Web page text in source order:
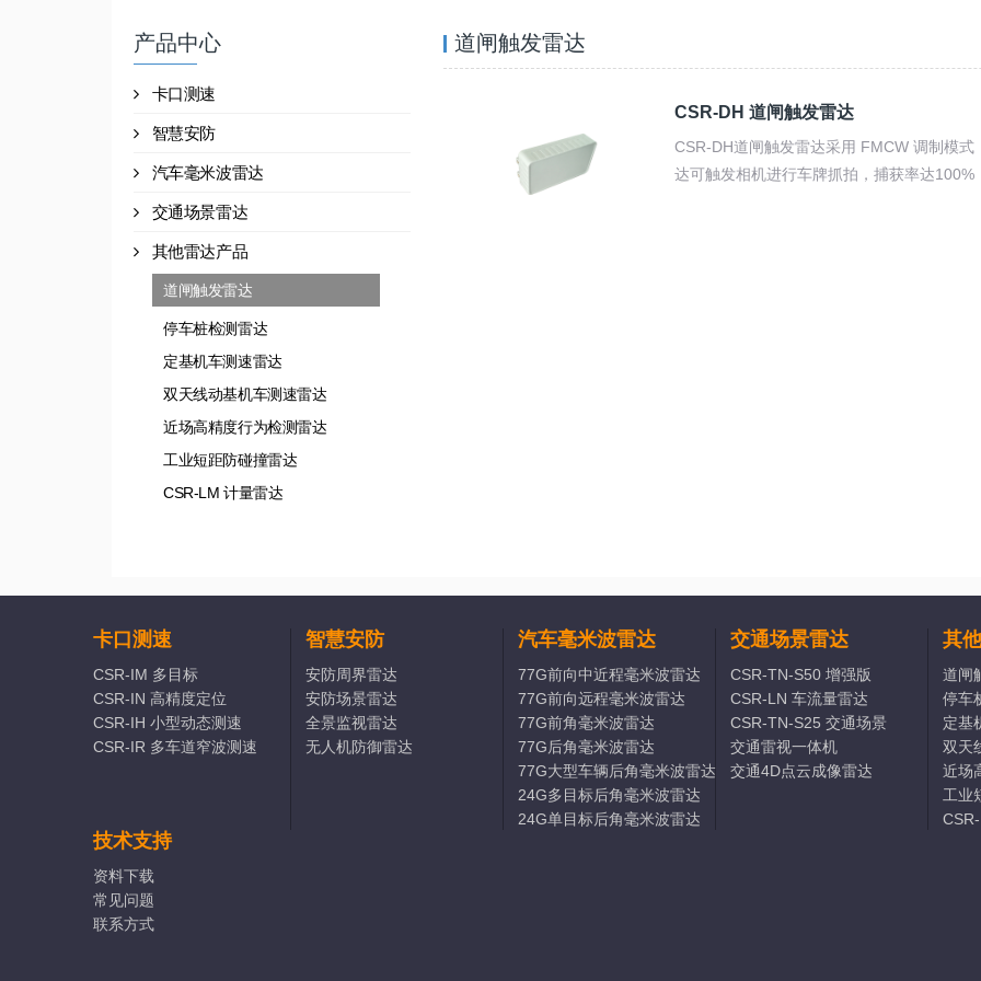
产品中心
卡口测速
智慧安防
汽车毫米波雷达
交通场景雷达
其他雷达产品
道闸触发雷达
停车桩检测雷达
定基机车测速雷达
双天线动基机车测速雷达
近场高精度行为检测雷达
工业短距防碰撞雷达
CSR-LM 计量雷达
道闸触发雷达
CSR-DH 道闸触发雷达
CSR-DH道闸触发雷达采用 FMCW 调制模
达可触发相机进行车牌抓拍，捕获率达
卡口测速
CSR-IM 多目标
CSR-IN 高精度定位
CSR-IH 小型动态测速
CSR-IR 多车道窄波测速
智慧安防
安防周界雷达
安防场景雷达
全景监视雷达
无人机防御雷达
汽车毫米波雷达
77G前向中近程毫米波雷达
77G前向远程毫米波雷达
77G前角毫米波雷达
77G后角毫米波雷达
77G大型车辆后角毫米波雷达
24G多目标后角毫米波雷达
24G单目标后角毫米波雷达
交通场景雷达
CSR-TN-S50 增强版
CSR-LN 车流量雷达
CSR-TN-S25 交通场景
交通雷视一体机
交通4D点云成像雷达
其
道闸
停车
定基
双天
近场
工业
技术支持
资料下载
常见问题
联系方式